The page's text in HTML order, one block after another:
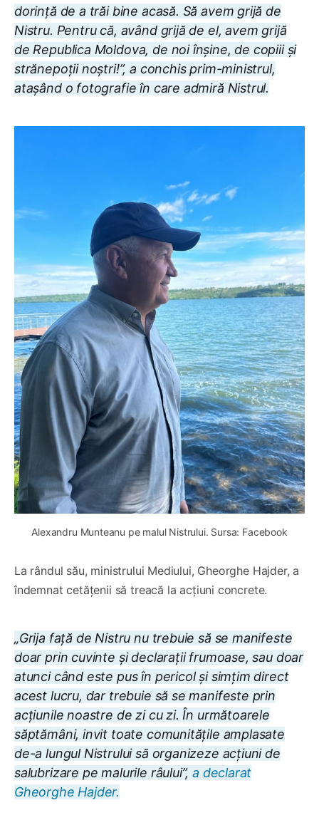
dorință de a trăi bine acasă. Să avem grijă de
Nistru. Pentru că, având grijă de el, avem grijă
de Republica Moldova, de noi înșine, de copiii și
strănepoții noștri!”, a conchis prim-ministrul,
atașând o fotografie în care admiră Nistrul.
Alexandru Munteanu pe malul Nistrului. Sursa: Facebook
La rândul său, ministrului Mediului, Gheorghe Hajder, a
îndemnat cetățenii să treacă la acțiuni concrete.
„Grija față de Nistru nu trebuie să se manifeste
doar prin cuvinte și declarații frumoase, sau doar
atunci când este pus în pericol și simțim direct
acest lucru, dar trebuie să se manifeste prin
acțiunile noastre de zi cu zi. În următoarele
săptămâni, invit toate comunitățile amplasate
de-a lungul Nistrului să organizeze acțiuni de
salubrizare pe malurile râului”, a declarat
Gheorghe Hajder.